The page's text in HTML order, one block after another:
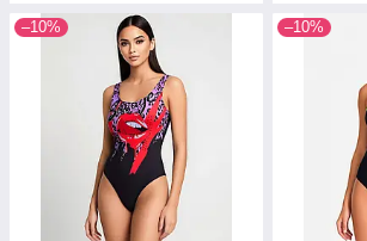
–10% –10%